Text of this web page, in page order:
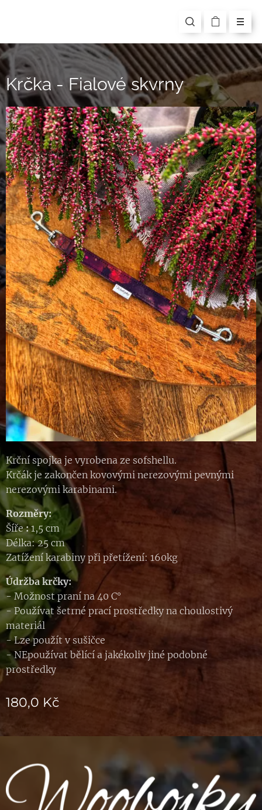
Krčka - Fialové skvrny
Krční spojka je vyrobena ze sofshellu.
Krčák je zakončen kovovými nerezovými pevnými
nerezovými karabinami.
Rozměry:
Šíře:1,5 cm
Délka: 25 cm
Zatížení karabiny při přetížení: 160kg
Údržba krčky:
- Možnost praní na 40 C°
- Používat šetrné prací prostředky na choulostivý
materiál
- Lze použít v sušičce
- NEpoužívat bělící a jakékoliv jiné podobné
prostředky
180,0 Kč